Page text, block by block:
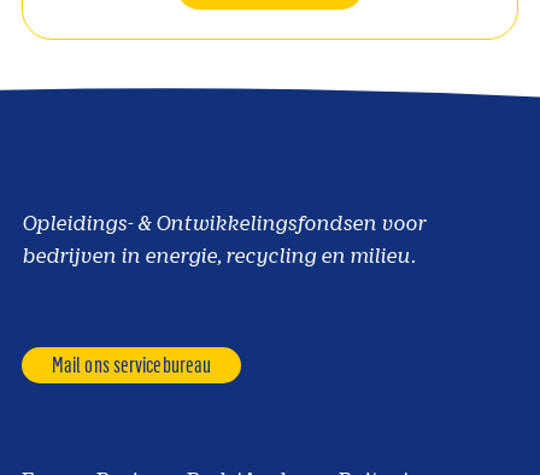
Opleidings- & Ontwikkelingsfondsen voor
bedrijven in energie, recycling en milieu.
Mail ons servicebureau